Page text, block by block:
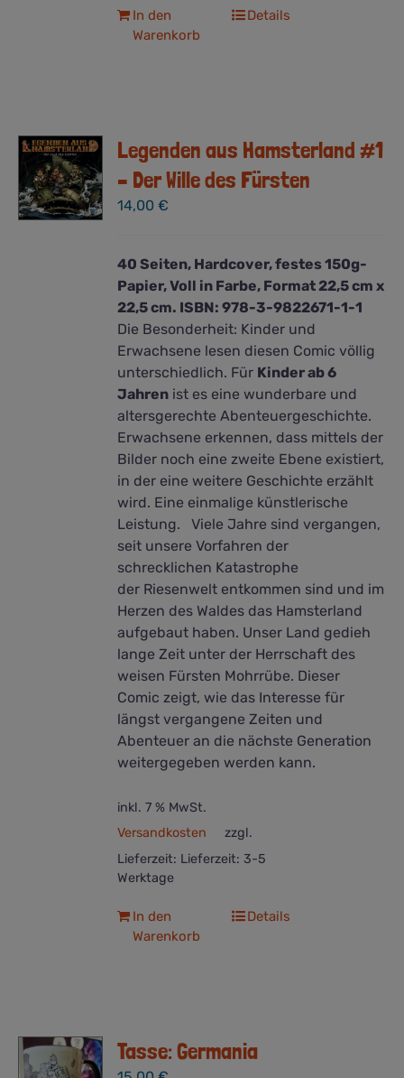
In den
Warenkorb
Details
Legenden aus Hamsterland #1
– Der Wille des Fürsten
14,00€
40 Seiten, Hardcover, festes 150g-
Papier, Voll in Farbe, Format 22,5 cm x
22,5 cm. ISBN: 978-3-9822671-1-1
Die Besonderheit: Kinder und
Erwachsene lesen diesen Comic völlig
unterschiedlich. Für Kinder ab 6
Jahren ist es eine wunderbare und
altersgerechte Abenteuergeschichte.
Erwachsene erkennen, dass mittels der
Bilder noch eine zweite Ebene existiert,
in der eine weitere Geschichte erzählt
wird. Eine einmalige künstlerische
Leistung. Viele Jahre sind vergangen,
seit unsere Vorfahren der
schrecklichen Katastrophe
der Riesenwelt entkommen sind und im
Herzen des Waldes das Hamsterland
aufgebaut haben. Unser Land gedieh
lange Zeit unter der Herrschaft des
weisen Fürsten Mohrrübe. Dieser
Comic zeigt, wie das Interesse für
längst vergangene Zeiten und
Abenteuer an die nächste Generation
weitergegeben werden kann.
inkl. 7 % MwSt.
zzgl.
Versandkosten
Lieferzeit: Lieferzeit: 3-5
Werktage
In den
Warenkorb
Details
Tasse: Germania